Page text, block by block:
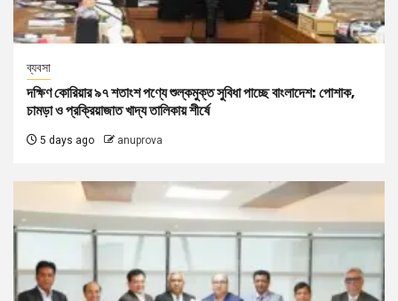
ব্যবসা
দক্ষিণ কোরিয়ার ৯৭ শতাংশ পণ্যে শুল্কমুক্ত সুবিধা পাচ্ছে বাংলাদেশ: পোশাক,
চামড়া ও প্রক্রিয়াজাত খাদ্য তালিকায় শীর্ষে
5 days ago anuprova